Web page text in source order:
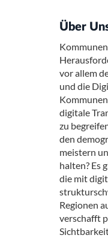
Über
vor allem
und die
digitale
zu
den
meistern
halten? Es
die mit
Regionen
verschafft